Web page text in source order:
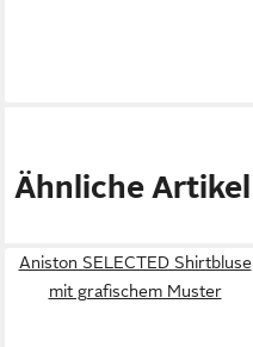
Ähnliche Artikel
Aniston SELECTED Shirtbluse
mit grafischem Muster